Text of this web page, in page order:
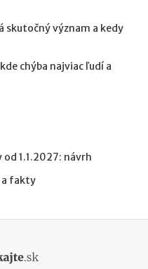
skutočný význam a kedy
chýba najviac ľudí a
1.1.2027: návrh
a fakty